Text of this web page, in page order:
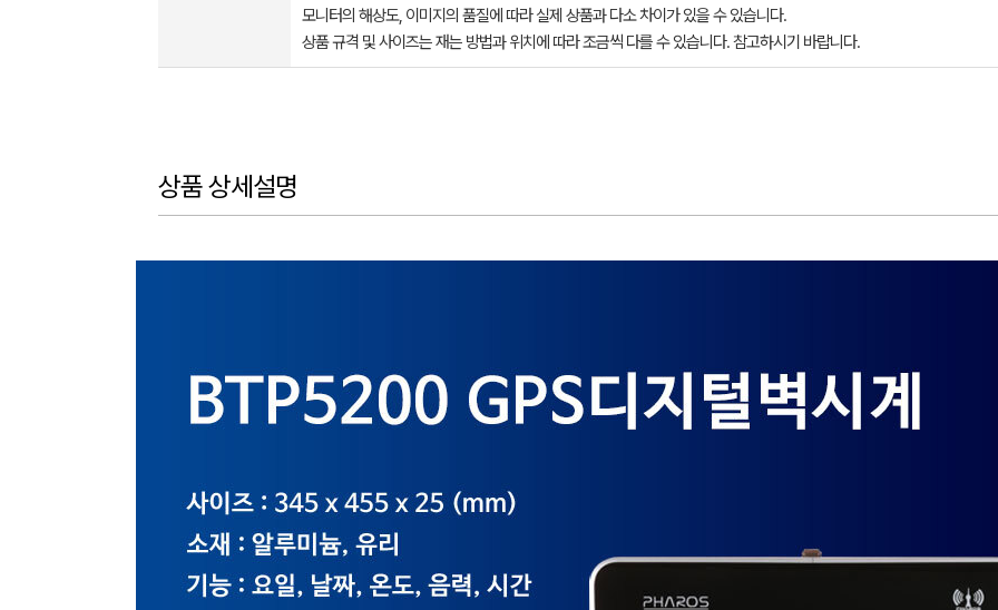
모니터의 해상도, 이미지의 품질에 따라 실제 상품과 다소 차이가 있을 수 있습니다.
상품 규격 및 사이즈는 재는 방법과 위치에 따라 조금씩 다를 수 있습니다. 참고하시기 바랍니다.
상품 상세설명